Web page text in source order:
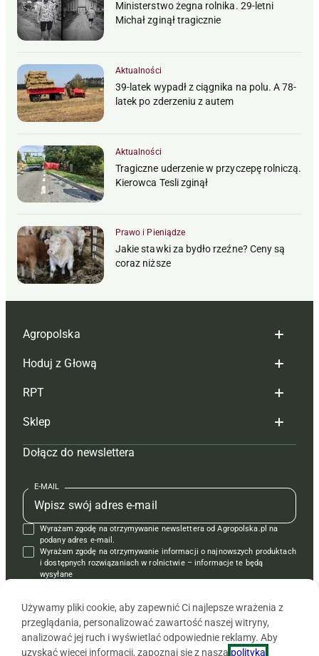
Ministerstwo żegna rolnika. 29-letni
Michał zginął tragicznie
Aktualności
39-latek wypadł z ciągnika na polu. A 78-
latek po zderzeniu z autem
Aktualności
Tragiczne uderzenie w przyczepę rolniczą.
Kierowca Tesli zginął
Prawo i Pieniądze
Jakie stawki za bydło rzeźne? Ceny są
coraz niższe
Agropolska
Redakcja
Reklama
Tagi
Mapa serwisu
Kontakt
Regulamin
Polityka prywatności
Hoduj z Głową
Hoduj z głową bydło
Hoduj z głową świnie
Prenumerata
Redakcja
Kontakt
Reklama
RPT
Redakcja
Prenumerata
Reklama
Kontakt
Krzyżówki
Sklep
Czasopisma i prenumerata
Książki
Regulamin
Dołącz do newslettera
E-MAIL
Wyrażam zgodę na otrzymywanie newslettera od Agropolska.pl na
podany adres e-mail.
Wyrażam zgodę na otrzymywanie informacji o najnowszych produktach
i dostępnych rozwiązaniach w rolnictwie – informacje te będą
wysyłane
Używamy pliki cookie, aby zapewnić Ci najlepsze wrażenia z
przeglądania, personalizować zawartość naszej witryny,
analizować jej ruch i wyświetlać odpowiednie reklamy. Aby
uzyskać więcej informacji, zapoznaj się z naszą polityką